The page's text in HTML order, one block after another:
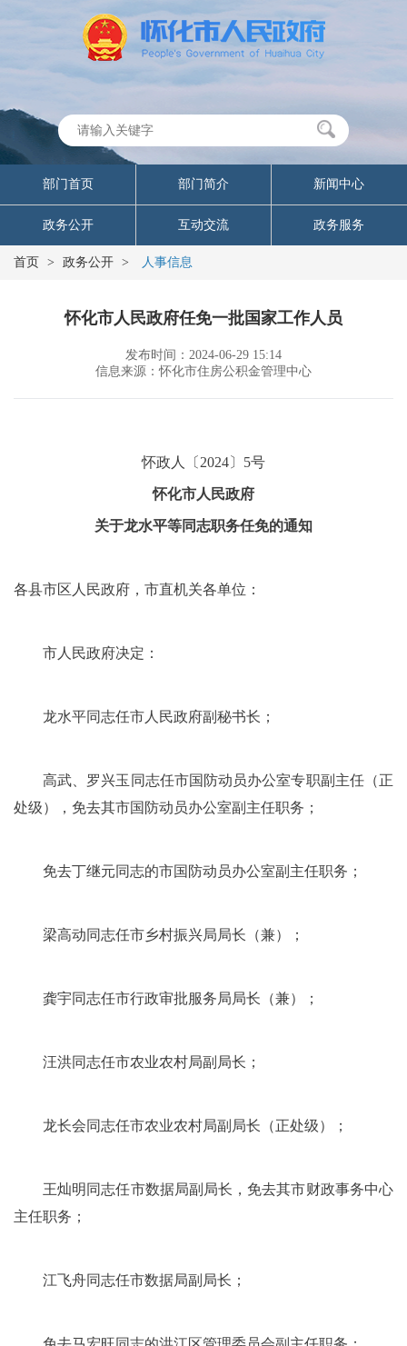
部门首页 部门简介 新闻中心
政务公开 互动交流 政务服务
首页 > 政务公开 > 人事信息
怀化市人民政府任免一批国家工作人员
发布时间：2024-06-29 15:14
信息来源：怀化市住房公积金管理中心
怀政人〔2024〕5号
怀化市人民政府
关于龙水平等同志职务任免的通知
各县市区人民政府，市直机关各单位：
市人民政府决定：
龙水平同志任市人民政府副秘书长；
高武、罗兴玉同志任市国防动员办公室专职副主任（正
处级），免去其市国防动员办公室副主任职务；
免去丁继元同志的市国防动员办公室副主任职务；
梁高动同志任市乡村振兴局局长（兼）；
龚宇同志任市行政审批服务局局长（兼）；
汪洪同志任市农业农村局副局长；
龙长会同志任市农业农村局副局长（正处级）；
王灿明同志任市数据局副局长，免去其市财政事务中心
主任职务；
江飞舟同志任市数据局副局长；